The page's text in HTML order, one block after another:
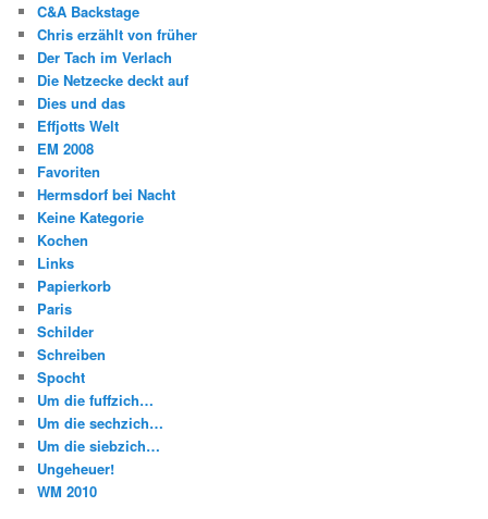
C&A Backstage
Chris erzählt von früher
Der Tach im Verlach
Die Netzecke deckt auf
Dies und das
Effjotts Welt
EM 2008
Favoriten
Hermsdorf bei Nacht
Keine Kategorie
Kochen
Links
Papierkorb
Paris
Schilder
Schreiben
Spocht
Um die fuffzich…
Um die sechzich…
Um die siebzich…
Ungeheuer!
WM 2010